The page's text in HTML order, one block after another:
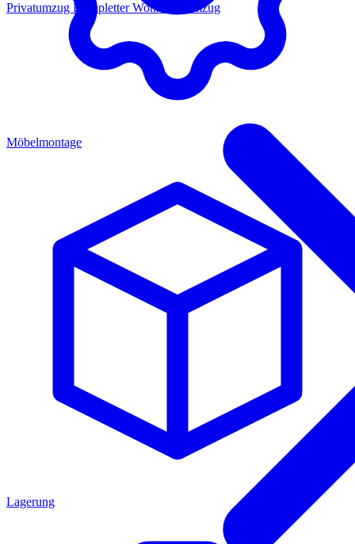
Privatumzug Kompletter Wohnungsumzug
Möbelmontage
Lagerung